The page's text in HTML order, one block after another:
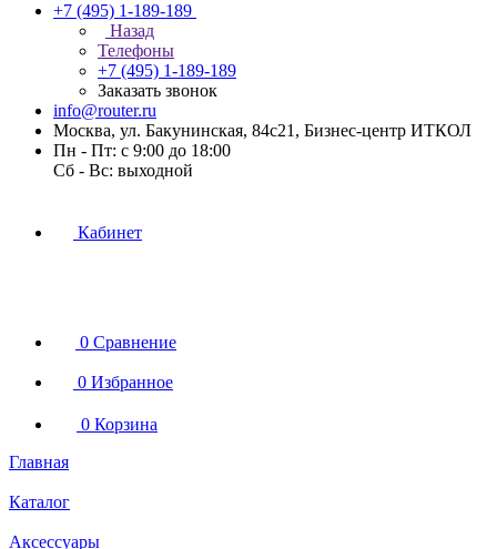
+7 (495) 1-189-189
Назад
Телефоны
+7 (495) 1-189-189
Заказать звонок
info@router.ru
Москва, ул. Бакунинская, 84с21, Бизнес-центр ИТКОЛ
Пн - Пт: с 9:00 до 18:00
Cб - Вс: выходной
Кабинет
0 Сравнение
0 Избранное
0 Корзина
Главная
Каталог
Аксессуары